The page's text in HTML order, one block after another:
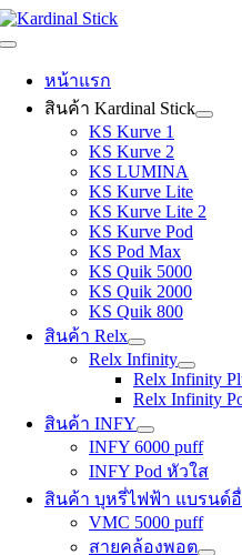
Skip
to
Toggle
Navigation
หน้าแรก
สินค้า Kardinal Stick
KS Kurve 1
KS Kurve 2
KS LUMINA
KS Kurve Lite
KS Kurve Lite 2
KS Kurve Pod
KS Pod Max
KS Quik 5000
KS Quik 2000
KS Quik 800
สินค้า Relx
Relx Infinity
Relx Infinity
Relx Infinity
สินค้า INFY
INFY 6000 puff
INFY Pod หัวใส
สินค้า บุหรี่ไฟฟ้า แบรนด์
VMC 5000 puff
สายคล้องพอต